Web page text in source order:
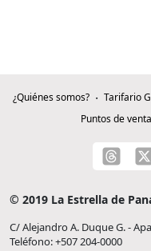
¿Quiénes somos? Tarifario
Puntos de venta
© 2019 La Estrella de
C/ Alejandro A. Duque G. -
Teléfono: +507 204-0000